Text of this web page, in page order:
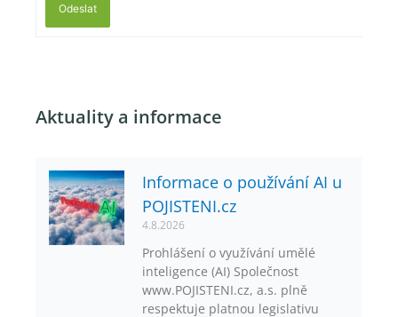
Odeslat
Aktuality a informace
Informace o používání AI u
POJISTENI.cz
4.8.2026
Prohlášení o využívání umělé
inteligence (AI) Společnost
www.POJISTENI.cz, a.s. plně
respektuje platnou legislativu